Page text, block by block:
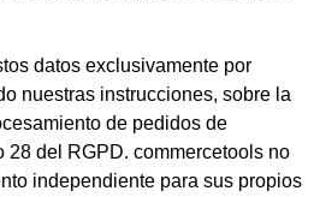
datos exclusivamente por
nuestras instrucciones, sobre la
de pedidos de
28 del RGPD. commercetools no
independiente para sus propios